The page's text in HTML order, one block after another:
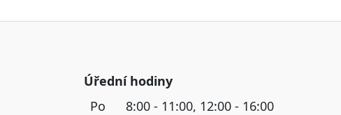
Úřední hodiny
Po
8:00 - 11:00, 12:00 - 16:00